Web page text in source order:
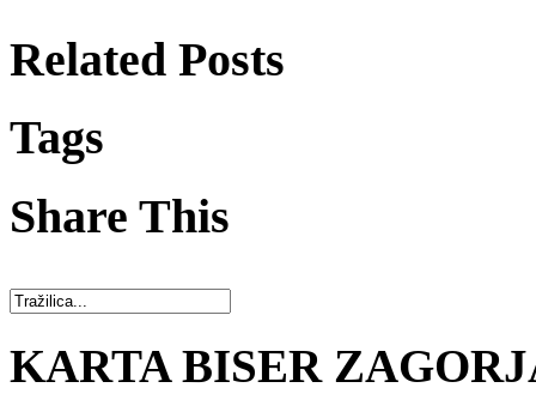
Related Posts
Tags
Share This
KARTA BISER